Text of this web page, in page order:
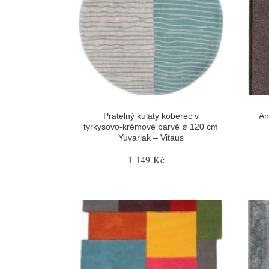
Pratelný kulatý koberec v
tyrkysovo-krémové barvě ø 120 cm
Yuvarlak – Vitaus
1 149 Kč